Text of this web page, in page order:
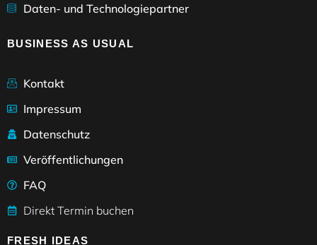
Daten- und Technologiepartner
BUSINESS AS USUAL
Kontakt
Impressum
Datenschutz
Veröffentlichungen
FAQ
Direkt Termin buchen
FRESH IDEAS